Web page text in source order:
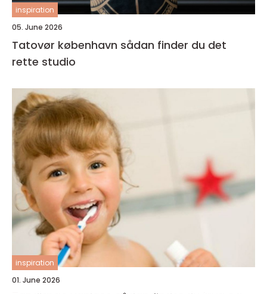
inspiration
05. June 2026
Tatovør københavn sådan finder du det
rette studio
inspiration
01. June 2026